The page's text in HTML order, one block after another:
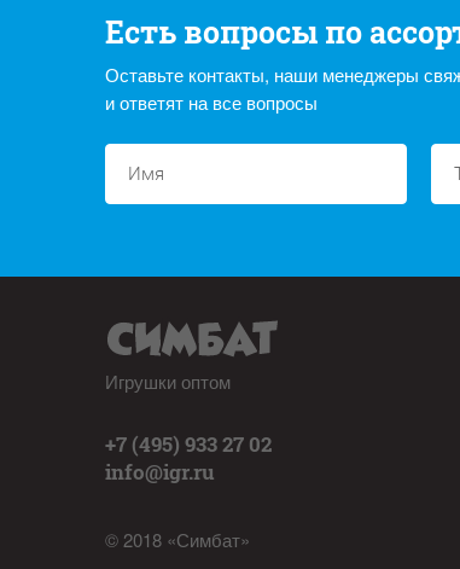
Есть вопросы по
Оставьте контакты, наши менеджеры
и ответят на все вопросы
Игрушки оптом
+7 (495) 933 27 02
info@igr.ru
© 2018 «Симбат»